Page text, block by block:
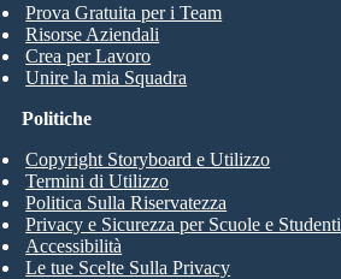
Prova Gratuita per i Team
Risorse Aziendali
Crea per Lavoro
Unire la mia Squadra
Politiche
Copyright Storyboard e Utilizzo
Termini di Utilizzo
Politica Sulla Riservatezza
Privacy e Sicurezza per Scuole e Studenti
Accessibilità
Le tue Scelte Sulla Privacy